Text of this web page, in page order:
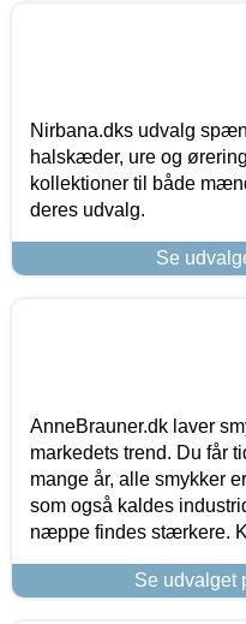
Nirbana.dks udvalg
halskæder, ure og
kollektioner til både
deres udvalg.
Se
AnneBrauner.dk laver
markedets trend. Du får
mange år, alle smykker
som også kaldes
næppe findes stærkere.
Se udvalget